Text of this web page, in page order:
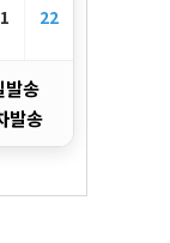
22
송
발송